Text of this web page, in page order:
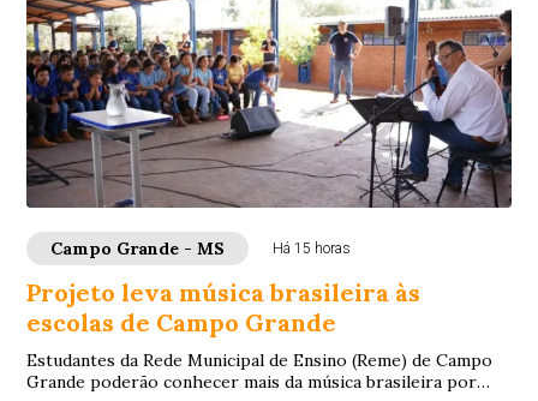
Campo Grande - MS Há 15 horas
Projeto leva música brasileira às
escolas de Campo Grande
Estudantes da Rede Municipal de Ensino (Reme) de Campo
Grande poderão conhecer mais da música brasileira por